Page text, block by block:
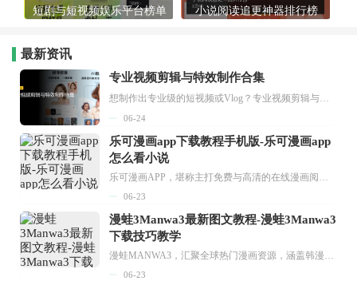
短剧与短视频娱乐平台榜单 小说阅读追更神器排行榜
最新资讯
专业视频剪辑与特效制作合集
06-24
乐可漫画app下载教程手机版-乐可漫画app
怎么看小说
乐可漫画APP，堪称主打免费与高清的在线漫画阅读神器。其官方版提供海量完整版漫画资源，无论是国内漫画，还是日漫、韩漫、台漫、美漫等国外漫画，应有尽有，随时供你阅读。只需轻点一下，便能直接进入阅读界面。不仅如此，乐可漫画最新版本更新速度极快，在这里，你总能抢先看到全网一手漫画章节内容！...
06-23
漫蛙3Manwa3最新图文教程-漫蛙3Manwa3
下载技巧教学
漫蛙MANWA3，汇聚全球热门漫画资源，涵盖韩漫、欧美漫画、国漫等多种类型，题材丰富多样，全方位满足用户阅读喜好。它不仅是阅读平台，更是创作平台，为广大用户打造零门槛创作环境。...
06-23